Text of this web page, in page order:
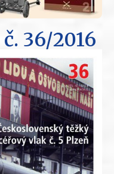
č. 36/2016